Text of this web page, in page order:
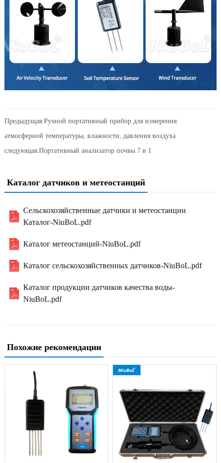
Предыдущая:Ручной портативный прибор для измерения
атмосферной температуры, влажности, давления воздуха
следующая:Портативный анализатор почвы 7 в 1
Каталог датчиков и метеостанций
Сельскохозяйственные датчики и метеостанции
Каталог-NiuBoL.pdf
Каталог метеостанций-NiuBoL.pdf
Каталог сельскохозяйственных датчиков-NiuBoL.pdf
Каталог продукции датчиков качества воды-
NiuBoL.pdf
Похожие рекомендации